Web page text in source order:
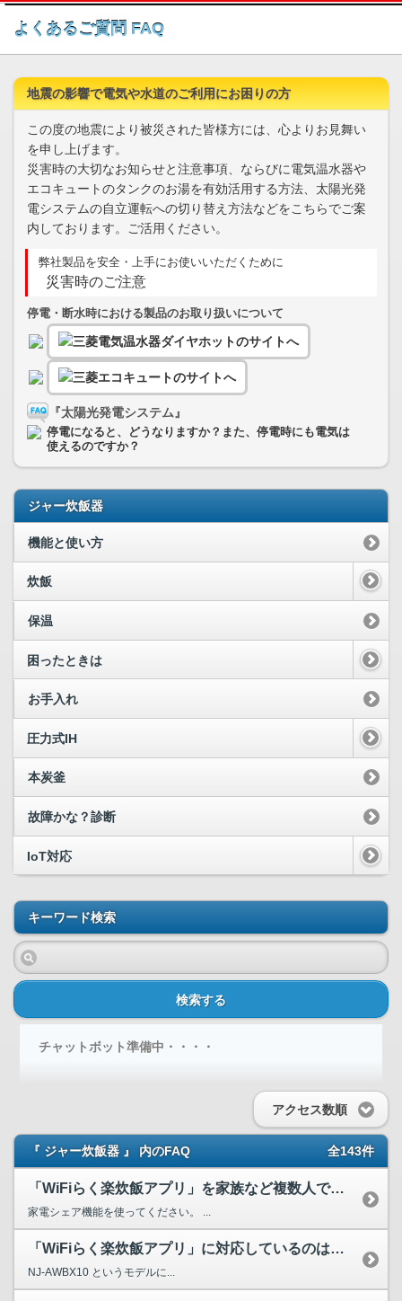
このページの本文へ
よくあるご質問 FAQ
地震の影響で電気や水道のご利用にお困りの方
この度の地震により被災された皆様方には、心よりお見舞い
を申し上げます。
災害時の大切なお知らせと注意事項、ならびに電気温水器や
エコキュートのタンクのお湯を有効活用する方法、太陽光発
電システムの自立運転への切り替え方法などをこちらでご案
内しております。ご活用ください。
弊社製品を安全・上手にお使いいただくために
災害時のご注意
停電・断水時における製品のお取り扱いについて
『太陽光発電システム』
停電になると、どうなりますか？また、停電時にも電気は
使えるのですか？
ジャー炊飯器
機能と使い方
炊飯
保温
困ったときは
お手入れ
圧力式IH
本炭釜
故障かな？診断
IoT対応
キーワード検索
検索する
チャットボット準備中・・・・
アクセス数順
『 ジャー炊飯器 』 内のFAQ 全143件
「WiFiらく楽炊飯アプリ」を家族など複数人で利用する場合...
家電シェア機能を使ってください。 ...
「WiFiらく楽炊飯アプリ」に対応しているのはどの炊飯器ですか？
NJ-AWBX10 というモデルに...